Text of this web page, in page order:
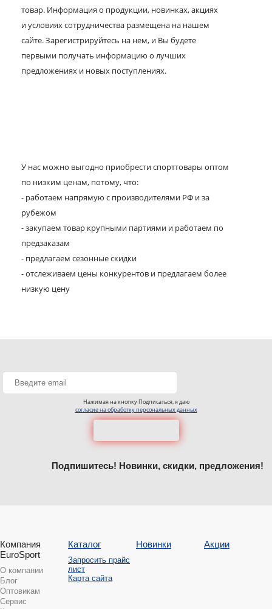
товар. Информация о продукции, новинках, акциях
и условиях сотрудничества размещена на нашем
сайте. Зарегистрируйтесь на нем, и Вы будете
первыми получать информацию о лучших
предложениях и новых поступлениях.
У нас можно выгодно приобрести спорттовары оптом
по низким ценам, потому, что:
- работаем напрямую с производителями РФ и за
рубежом
- закупаем товар крупными партиями и работаем по
предзаказам
- предлагаем сезонные скидки
- отслеживаем цены конкурентов и предлагаем более
низкую цену
Нажимая на кнопку Подписаться, я даю
согласие на обработку персональных данных
Подпишитесь! Новинки, скидки, предложения!
Компания
EuroSport
О компании
Блог
Оптовикам
Сервис
Каталог
Запросить прайс
лист
Карта сайта
Новинки Акции